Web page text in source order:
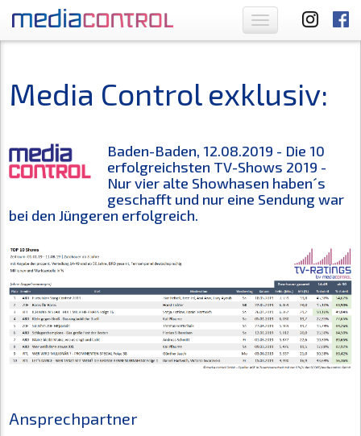
Toggle
navigation
Media Control exklusiv:
Baden-Baden, 12.08.2019 - Die 10
erfolgreichsten TV-Shows 2019 -
Nur vier alte Showhasen haben´s
geschafft und nur eine Sendung war
bei den Jüngeren erfolgreich.
Ansprechpartner